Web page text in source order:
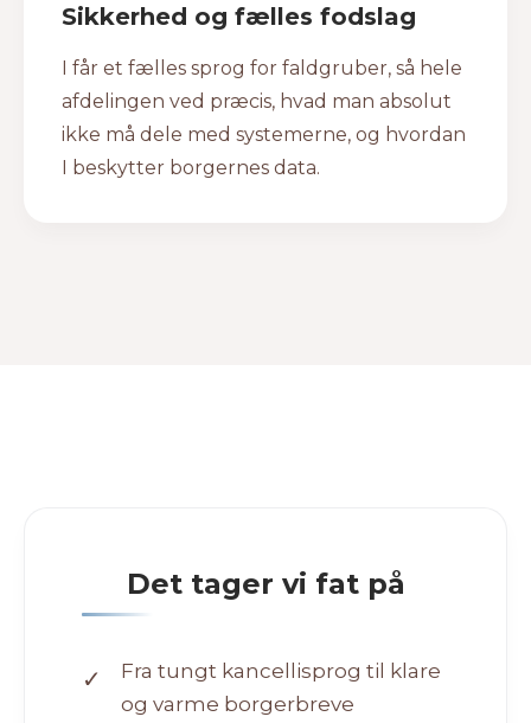
Sikkerhed og fælles fodslag
I får et fælles sprog for faldgruber, så hele
afdelingen ved præcis, hvad man absolut
ikke må dele med systemerne, og hvordan
I beskytter borgernes data.
Det tager vi fat på
✓
Fra tungt kancellisprog til klare
og varme borgerbreve